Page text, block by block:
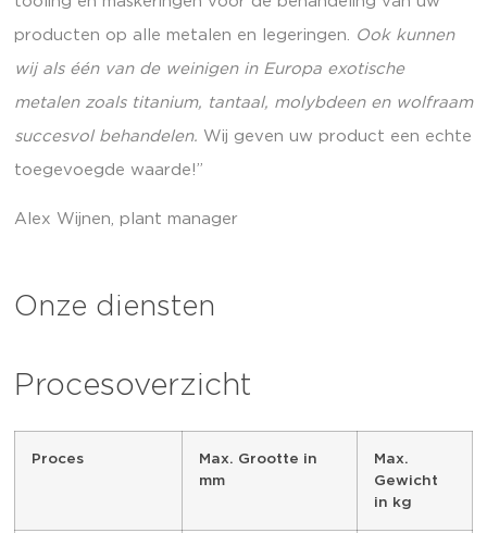
producten op alle metalen en legeringen. Ook kunnen
wij als één van de weinigen in Europa exotische
metalen zoals titanium, tantaal, molybdeen en wolfraam
succesvol behandelen. Wij geven uw product een echte
toegevoegde waarde!”
Alex Wijnen, plant manager
Onze diensten
Procesoverzicht
Proces
Max. Grootte in
mm
Max.
Gewicht
in kg